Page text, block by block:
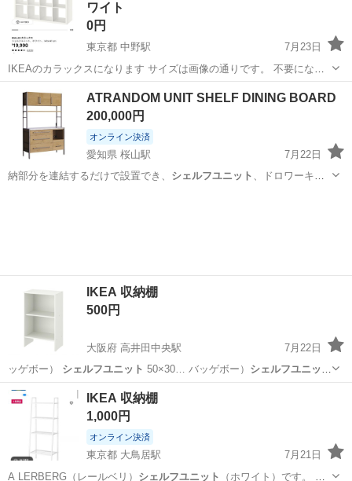
ワイト
0円
東京都 中野駅
7月23日
IKEAのカラックスになります サイズは画像の通りです。 不要になっ
たので引き取りに来れる方。 空の状態から、一階の部屋から屋外へ運
び出せるのを手伝って頂ける方に差し上げます。 現状、写真の通り、
部分的にマットブラック...
東京
ATRANDOM UNIT SHELF DINING BOARD
200,000円
オンライン決済
愛知県 桜山駅
7月22日
納部分を連結するだけで設置でき、 シェルフユニット 、ドロワーキャ
IKEA 収納棚
500円
大阪府 高井田中央駅
7月22日
ッゲボー） シェルフユニット 50×30… バッゲボー） シェルフユニット
です。 引…
大阪 東大阪市 高井田中央駅
IKEA 収納棚
1,000円
オンライン決済
東京都 大鳥居駅
7月21日
A LERBERG（レールベリ） シェルフユニット
（ホワイト）です。 引